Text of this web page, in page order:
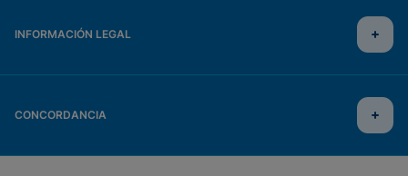
INFORMACIÓN LEGAL
CONCORDANCIA